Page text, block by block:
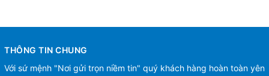
THÔNG TIN CHUNG
Với sứ mệnh "Nơi gửi trọn niềm tin" quý khách hàng hoàn toàn yên